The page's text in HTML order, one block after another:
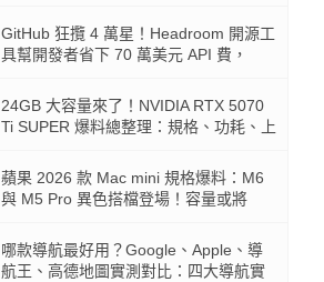
GitHub 狂攬 4 萬星！Headroom 開源工
具幫開發者省下 70 萬美元 API 費，
24GB 大容量來了！NVIDIA RTX 5070
Ti SUPER 爆料總整理：規格、功耗、上
蘋果 2026 款 Mac mini 規格爆料：M6
與 M5 Pro 異色搭檔登場！容量或將
哪款導航最好用？Google、Apple、導
航王、高德地圖實測對比：四大導航實